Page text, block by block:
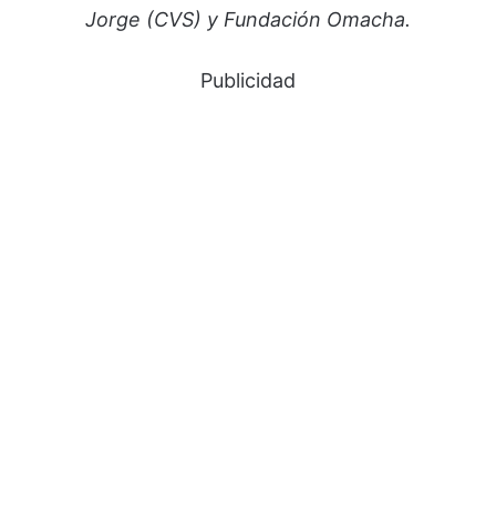
Jorge (CVS) y Fundación Omacha.
Publicidad